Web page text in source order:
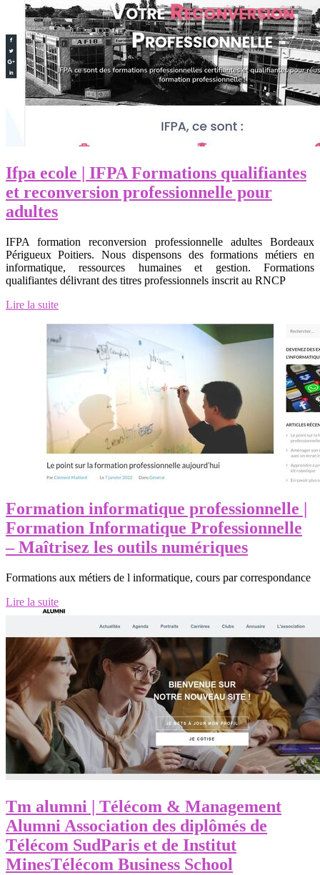
Ifpa ecole | IFPA Formations qua­lifian­tes
et re­con­ver­sion profes­sionnel­le pour
adultes
IFPA formation reconversion professionnelle adultes Bordeaux
Périgueux Poitiers. Nous dispensons des formations métiers en
informatique, ressources humaines et gestion. Formations
qualifiantes délivrant des titres professionnels inscrit au RNCP
Lire la suite
Formation infor­mati­que profes­sionnel­le |
Formation Infor­mati­que Profes­sionnel­le
– Maîtrisez les outils numériques
Formations aux métiers de l informatique, cours par correspondance
Lire la suite
Tm alumni | Télécom & Management
Alumni Association des diplômés de
Télécom SudParis et de Institut
MinesTélécom Business School